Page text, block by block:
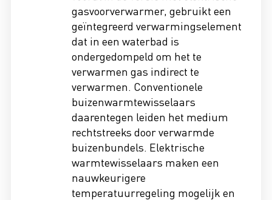
gasvoorverwarmer, gebruikt een
geïntegreerd verwarmingselement
dat in een waterbad is
ondergedompeld om het te
verwarmen gas indirect te
verwarmen. Conventionele
buizenwarmtewisselaars
daarentegen leiden het medium
rechtstreeks door verwarmde
buizenbundels. Elektrische
warmtewisselaars maken een
nauwkeurigere
temperatuurregeling mogelijk en